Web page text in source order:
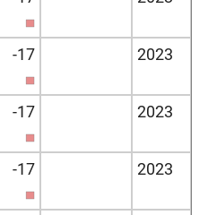
-17 2023
-17 2023
-17 2023